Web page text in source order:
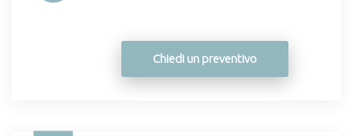
Chiedi un preventivo